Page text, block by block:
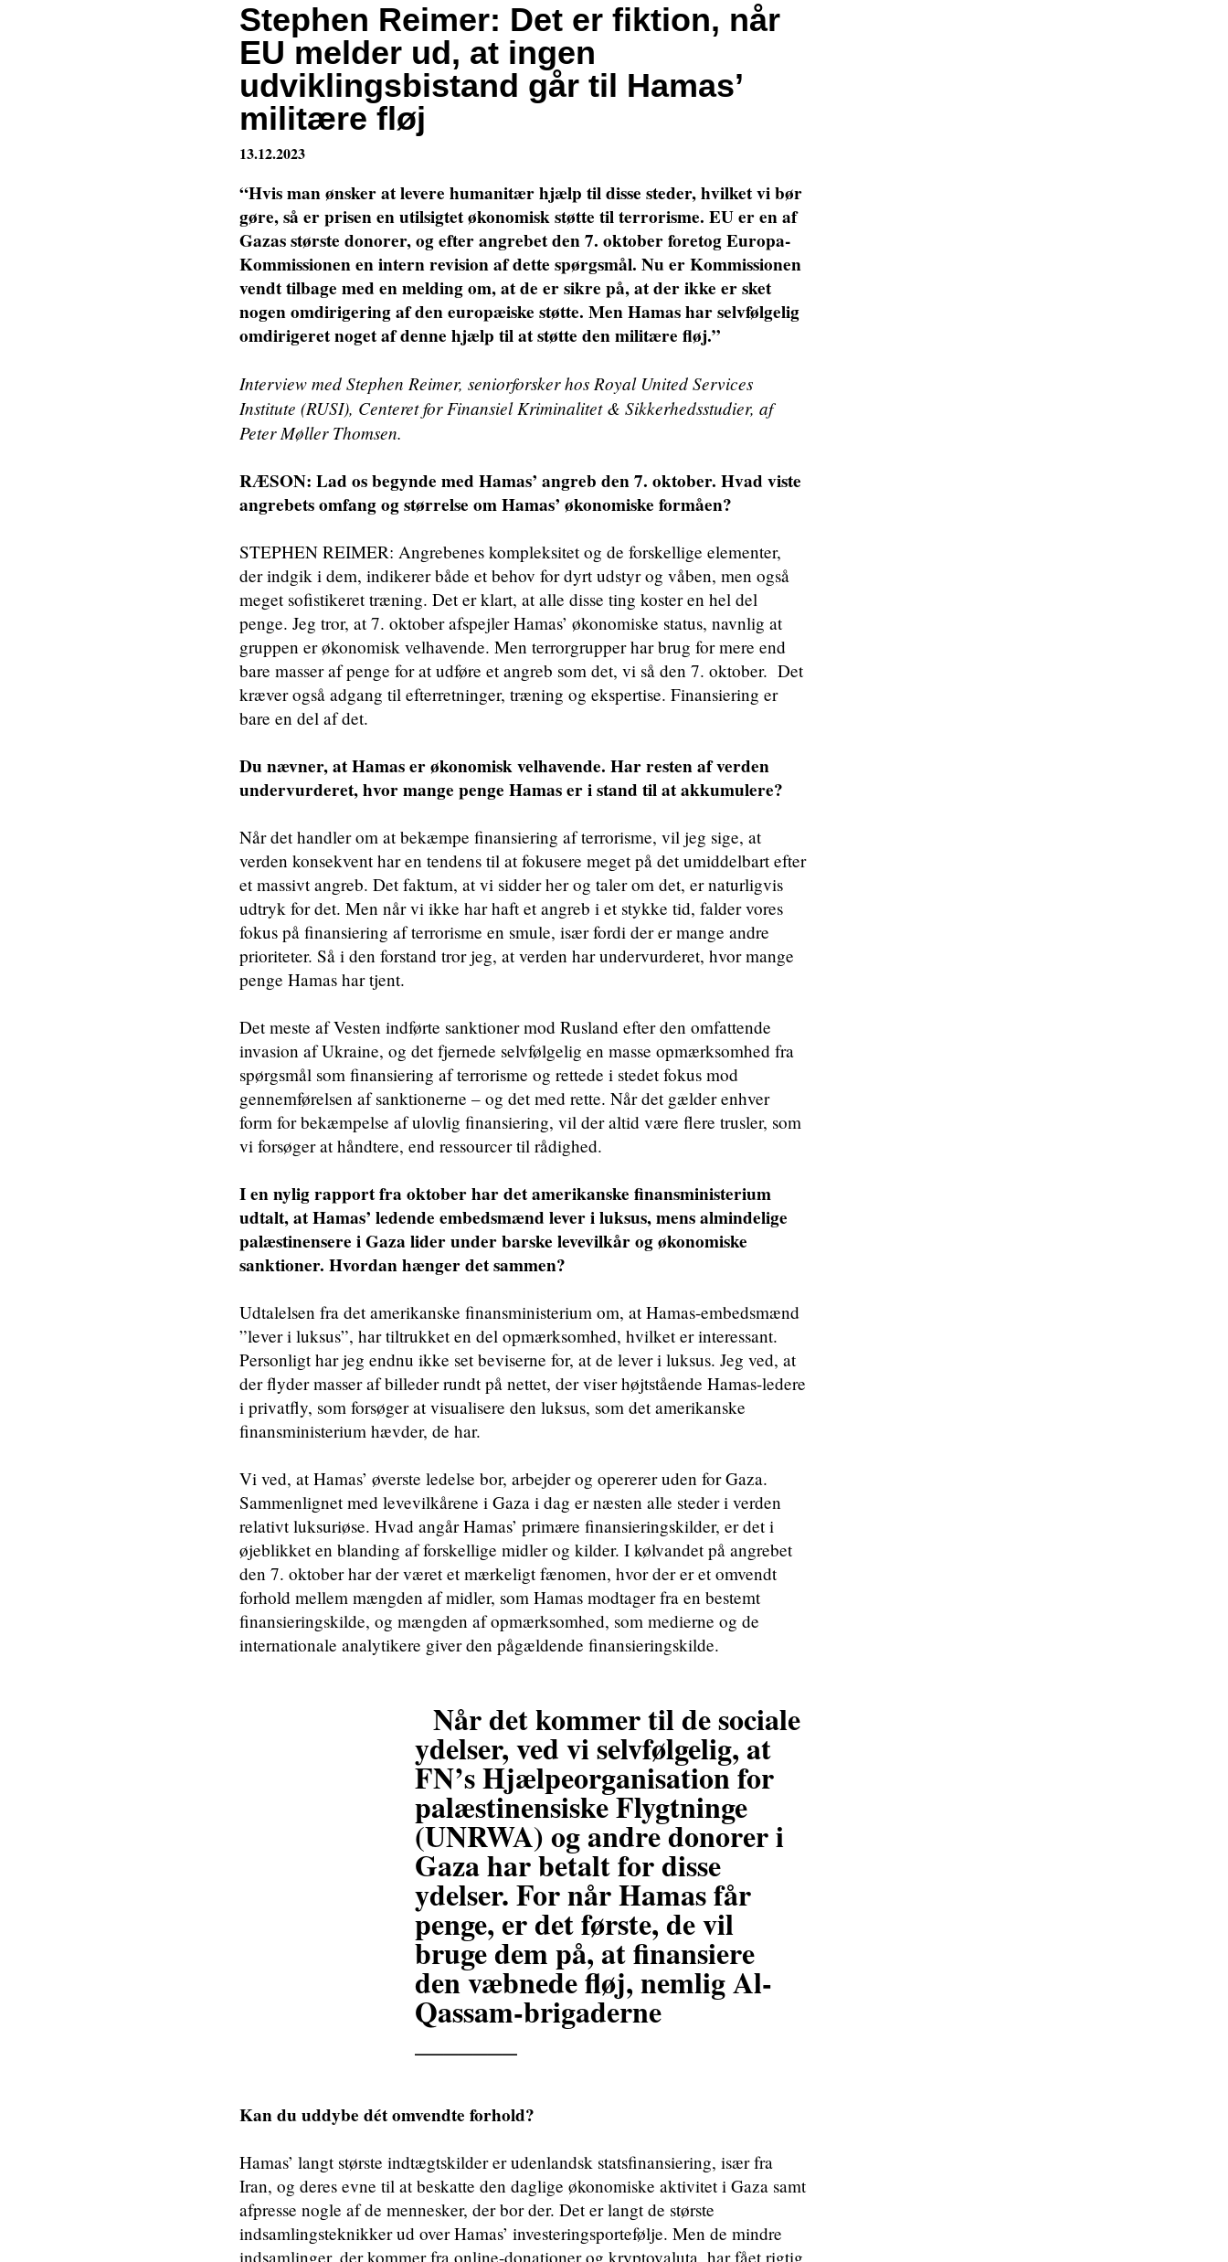
Stephen Reimer: Det er fiktion, når
EU melder ud, at ingen
udviklingsbistand går til Hamas’
militære fløj
13.12.2023
“Hvis man ønsker at levere humanitær hjælp til disse steder, hvilket vi bør
gøre, så er prisen en utilsigtet økonomisk støtte til terrorisme. EU er en af
Gazas største donorer, og efter angrebet den 7. oktober foretog Europa-
Kommissionen en intern revision af dette spørgsmål. Nu er Kommissionen
vendt tilbage med en melding om, at de er sikre på, at der ikke er sket
nogen omdirigering af den europæiske støtte. Men Hamas har selvfølgelig
omdirigeret noget af denne hjælp til at støtte den militære fløj.”
Interview med Stephen Reimer, seniorforsker hos Royal United Services
Institute (RUSI), Centeret for Finansiel Kriminalitet & Sikkerhedsstudier, af
Peter Møller Thomsen.
RÆSON: Lad os begynde med Hamas’ angreb den 7. oktober. Hvad viste
angrebets omfang og størrelse om Hamas’ økonomiske formåen?
STEPHEN REIMER: Angrebenes kompleksitet og de forskellige elementer,
der indgik i dem, indikerer både et behov for dyrt udstyr og våben, men også
meget sofistikeret træning. Det er klart, at alle disse ting koster en hel del
penge. Jeg tror, at 7. oktober afspejler Hamas’ økonomiske status, navnlig at
gruppen er økonomisk velhavende. Men terrorgrupper har brug for mere end
bare masser af penge for at udføre et angreb som det, vi så den 7. oktober. Det
kræver også adgang til efterretninger, træning og ekspertise. Finansiering er
bare en del af det.
Du nævner, at Hamas er økonomisk velhavende. Har resten af verden
undervurderet, hvor mange penge Hamas er i stand til at akkumulere?
Når det handler om at bekæmpe finansiering af terrorisme, vil jeg sige, at
verden konsekvent har en tendens til at fokusere meget på det umiddelbart efter
et massivt angreb. Det faktum, at vi sidder her og taler om det, er naturligvis
udtryk for det. Men når vi ikke har haft et angreb i et stykke tid, falder vores
fokus på finansiering af terrorisme en smule, især fordi der er mange andre
prioriteter. Så i den forstand tror jeg, at verden har undervurderet, hvor mange
penge Hamas har tjent.
Det meste af Vesten indførte sanktioner mod Rusland efter den omfattende
invasion af Ukraine, og det fjernede selvfølgelig en masse opmærksomhed fra
spørgsmål som finansiering af terrorisme og rettede i stedet fokus mod
gennemførelsen af sanktionerne – og det med rette. Når det gælder enhver
form for bekæmpelse af ulovlig finansiering, vil der altid være flere trusler, som
vi forsøger at håndtere, end ressourcer til rådighed.
I en nylig rapport fra oktober har det amerikanske finansministerium
udtalt, at Hamas’ ledende embedsmænd lever i luksus, mens almindelige
palæstinensere i Gaza lider under barske levevilkår og økonomiske
sanktioner. Hvordan hænger det sammen?
Udtalelsen fra det amerikanske finansministerium om, at Hamas-embedsmænd
”lever i luksus”, har tiltrukket en del opmærksomhed, hvilket er interessant.
Personligt har jeg endnu ikke set beviserne for, at de lever i luksus. Jeg ved, at
der flyder masser af billeder rundt på nettet, der viser højtstående Hamas-ledere
i privatfly, som forsøger at visualisere den luksus, som det amerikanske
finansministerium hævder, de har.
Vi ved, at Hamas’ øverste ledelse bor, arbejder og opererer uden for Gaza.
Sammenlignet med levevilkårene i Gaza i dag er næsten alle steder i verden
relativt luksuriøse. Hvad angår Hamas’ primære finansieringskilder, er det i
øjeblikket en blanding af forskellige midler og kilder. I kølvandet på angrebet
den 7. oktober har der været et mærkeligt fænomen, hvor der er et omvendt
forhold mellem mængden af midler, som Hamas modtager fra en bestemt
finansieringskilde, og mængden af opmærksomhed, som medierne og de
internationale analytikere giver den pågældende finansieringskilde.
Når det kommer til de sociale
ydelser, ved vi selvfølgelig, at
FN’s Hjælpeorganisation for
palæstinensiske Flygtninge
(UNRWA) og andre donorer i
Gaza har betalt for disse
ydelser. For når Hamas får
penge, er det første, de vil
bruge dem på, at finansiere
den væbnede fløj, nemlig Al-
Qassam-brigaderne
_______
Kan du uddybe dét omvendte forhold?
Hamas’ langt største indtægtskilder er udenlandsk statsfinansiering, især fra
Iran, og deres evne til at beskatte den daglige økonomiske aktivitet i Gaza samt
afpresse nogle af de mennesker, der bor der. Det er langt de største
indsamlingsteknikker ud over Hamas’ investeringsportefølje. Men de mindre
indsamlinger, der kommer fra online-donationer og kryptovaluta, har fået rigtig